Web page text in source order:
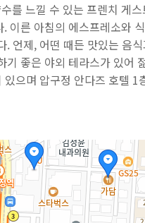
를 느낄 수 있는 프렌치 게
른 아침의 에스프레소와
언제, 어떤 때든 맛있는 음
좋은 야외 테라스가 있어
으며 압구정 안다즈 호텔